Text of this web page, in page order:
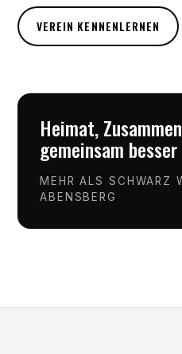
VEREIN KENNENLERNEN
Heimat,
gemeinsam
MEHR ALS SCHWARZ
ABENSBERG